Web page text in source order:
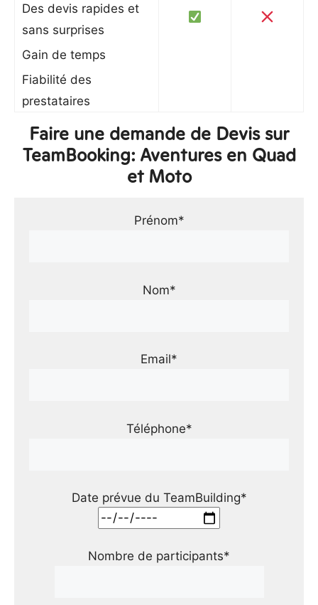
Des devis rapides et
sans surprises
Gain de temps
Fiabilité des
prestataires
Faire une demande de Devis sur
TeamBooking: Aventures en Quad
et Moto
Prénom*
Nom*
Email*
Téléphone*
Date prévue du TeamBuilding*
Nombre de participants*